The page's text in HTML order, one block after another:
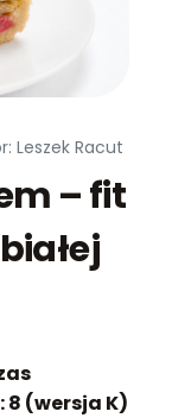
Leszek Racut
– fit
8 (wersja K)